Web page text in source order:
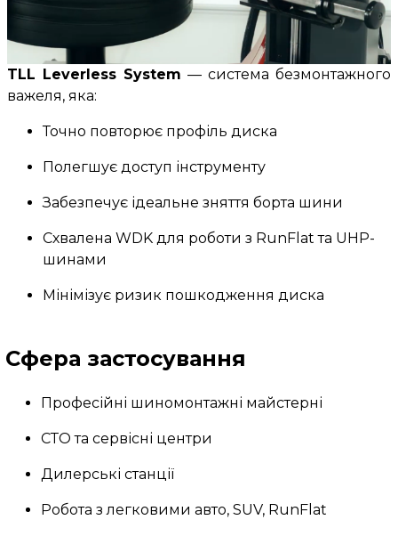
TLL Leverless System — система безмонтажного
важеля, яка:
Точно повторює профіль диска
Полегшує доступ інструменту
Забезпечує ідеальне зняття борта шини
Схвалена WDK для роботи з RunFlat та UHP-
шинами
Мінімізує ризик пошкодження диска
Сфера застосування
Професійні шиномонтажні майстерні
СТО та сервісні центри
Дилерські станції
Робота з легковими авто, SUV, RunFlat